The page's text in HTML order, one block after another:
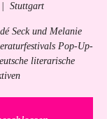
Stuttgart
Seck und Melanie
Pop-Up-
literarische